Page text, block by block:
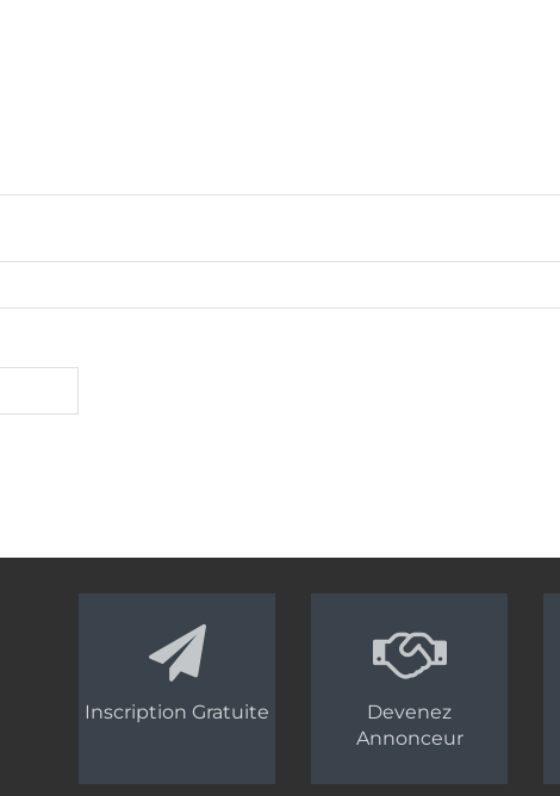
Inscription Gratuite
Devenez
Annonceur